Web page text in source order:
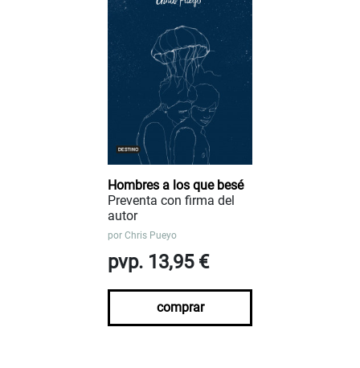
Hombres a los que besé
Preventa con firma del
autor
por Chris Pueyo
pvp. 13,95 €
comprar